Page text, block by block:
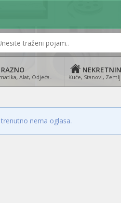
RAZNO
Alat, Odjeća.. Kuće, Stanovi,
nema oglasa.